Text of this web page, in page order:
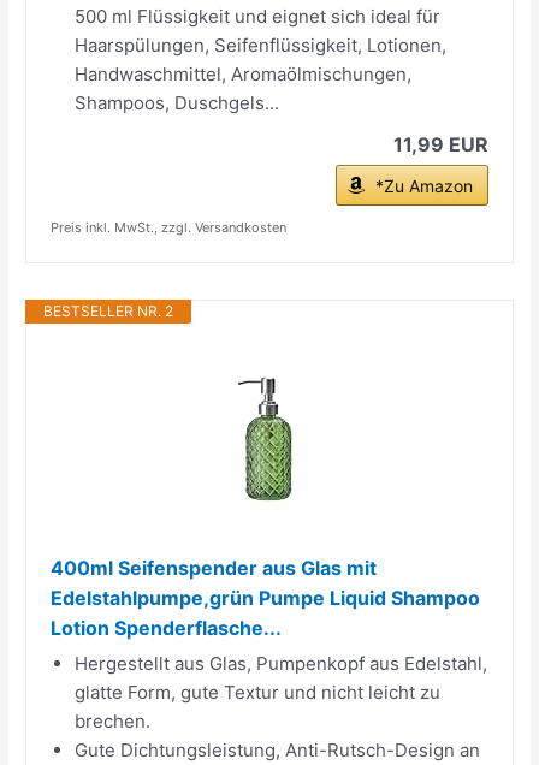
500 ml Flüssigkeit und eignet sich ideal für
Haarspülungen, Seifenflüssigkeit, Lotionen,
Handwaschmittel, Aromaölmischungen,
Shampoos, Duschgels...
11,99 EUR
*Zu Amazon
Preis inkl. MwSt., zzgl. Versandkosten
BESTSELLER NR. 2
400ml Seifenspender aus Glas mit
Edelstahlpumpe,grün Pumpe Liquid Shampoo
Lotion Spenderflasche...
Hergestellt aus Glas, Pumpenkopf aus Edelstahl,
glatte Form, gute Textur und nicht leicht zu
brechen.
Gute Dichtungsleistung, Anti-Rutsch-Design an